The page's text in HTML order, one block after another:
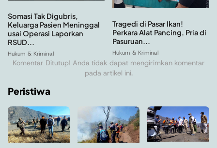
Somasi Tak Digubris,
Keluarga Pasien Meninggal
usai Operasi Laporkan
RSUD...
Hukum & Kriminal
Tragedi di Pasar Ikan!
Perkara Alat Pancing, Pria di
Pasuruan...
Hukum & Kriminal
Komentar Ditutup! Anda tidak dapat mengirimkan komentar
pada artikel ini.
Peristiwa